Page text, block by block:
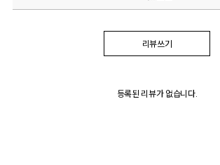
리뷰쓰기
등록된 리뷰가 없습니다.